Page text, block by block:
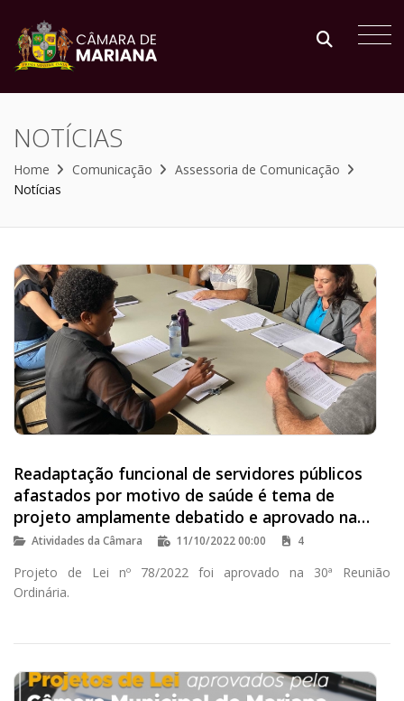
NOTÍCIAS
Home Comunicação
Assessoria de Comunicação
Notícias
Readaptação funcional de servidores públicos
afastados por motivo de saúde é tema de
projeto amplamente debatido e aprovado na
Câmara
Atividades da Câmara 11/10/2022 00:00 4
Projeto de Lei nº 78/2022 foi aprovado na 30ª Reunião
Ordinária.